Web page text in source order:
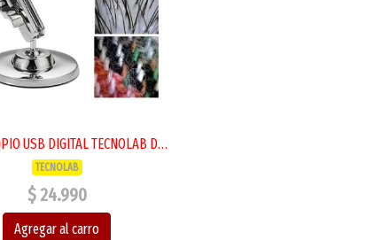
MICROSCOPIO USB DIGITAL TECNOLAB DE 1000X
TECNOLAB
$ 24.990
Agregar al carro